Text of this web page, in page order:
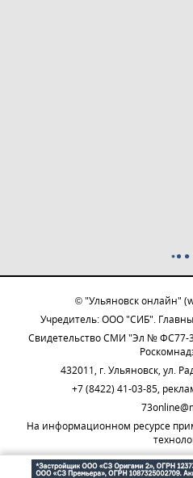
© "Ульяновск онлайн"
Учредитель: ООО "СИБ".
Свидетельство СМИ "Эл № ФС77-
432011, г. Ульяновск, ул.
+7 (8422) 41-03-85,
На информационном ресурсе